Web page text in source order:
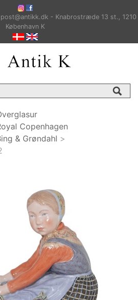
- Knabrostræde 13 st., 1210
København K
Copenhagen
& Grøndahl >